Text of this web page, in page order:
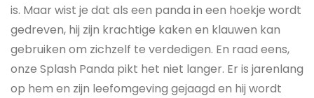
is. Maar wist je dat als een panda in een hoekje wordt
gedreven, hij zijn krachtige kaken en klauwen kan
gebruiken om zichzelf te verdedigen. En raad eens,
onze Splash Panda pikt het niet langer. Er is jarenlang
op hem en zijn leefomgeving gejaagd en hij wordt